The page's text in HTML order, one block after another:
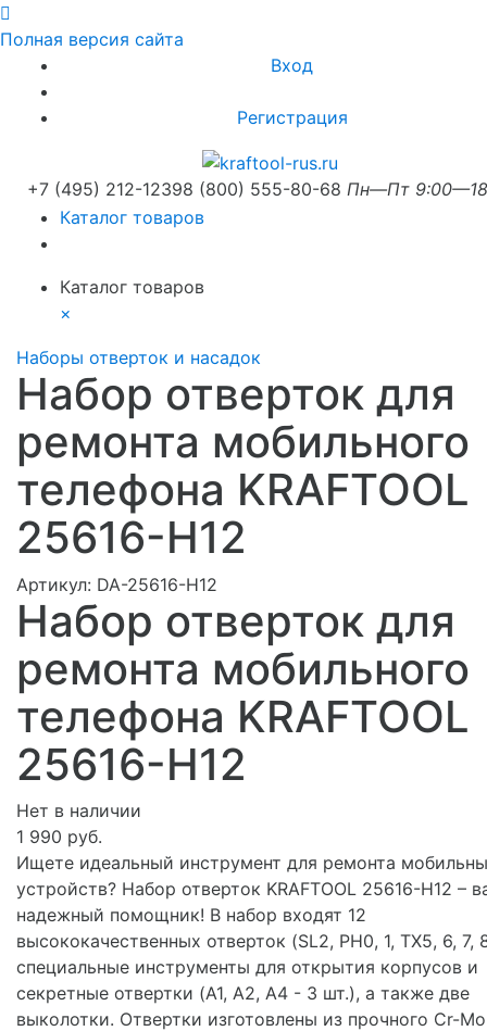
Полная версия сайта
Вход
Регистрация
+7 (495) 212-12398 (800) 555-80-68 Пн—Пт
Каталог товаров
Каталог товаров
×
Наборы отверток и насадок
Набор отверток для
ремонта мобильного
телефона KRAFTOOL
25616-H12
Артикул: DA-25616-H12
Набор отверток для
ремонта мобильного
телефона KRAFTOOL
25616-H12
Нет в наличии
1 990 руб.
Ищете идеальный инструмент для ремонта
устройств? Набор отверток KRAFTOOL 25616-H12 –
надежный помощник! В набор входят 12
высококачественных отверток (SL2, PH0, 1, TX5, 6, 7,
специальные инструменты для открытия корпусов и
секретные отвертки (A1, A2, A4 - 3 шт.), а также две
выколотки. Отвертки изготовлены из прочного Cr-Mo